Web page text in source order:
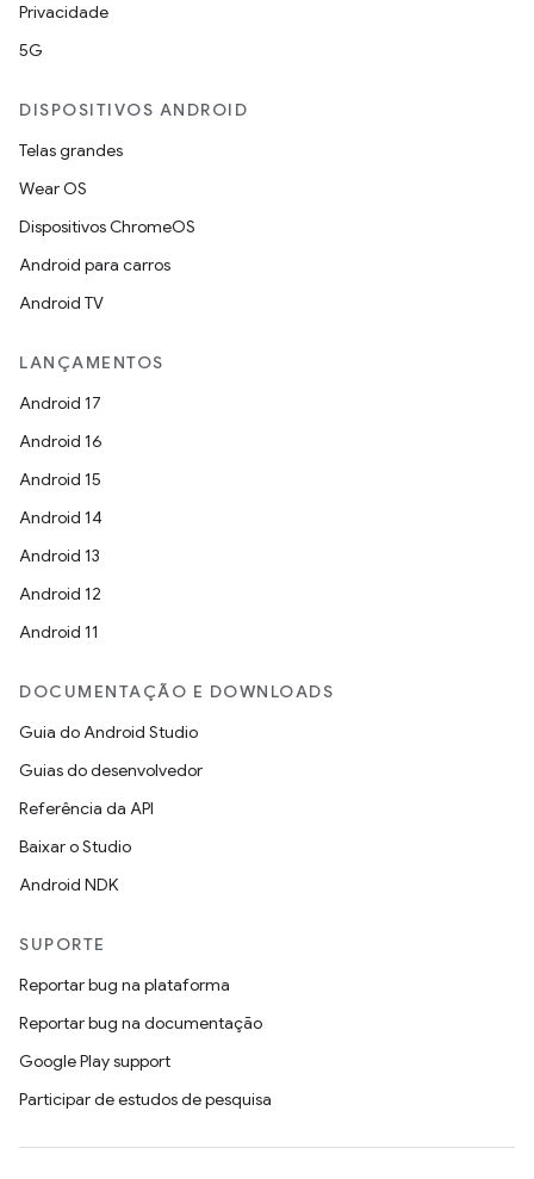
Privacidade
5G
DISPOSITIVOS ANDROID
Telas grandes
Wear OS
Dispositivos ChromeOS
Android para carros
Android TV
LANÇAMENTOS
Android 17
Android 16
Android 15
Android 14
Android 13
Android 12
Android 11
DOCUMENTAÇÃO E DOWNLOADS
Guia do Android Studio
Guias do desenvolvedor
Referência da API
Baixar o Studio
Android NDK
SUPORTE
Reportar bug na plataforma
Reportar bug na documentação
Google Play support
Participar de estudos de pesquisa